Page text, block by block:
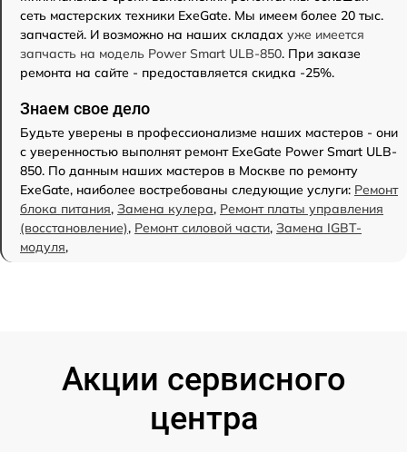
сеть мастерских техники ExeGate. Мы имеем более 20 тыс.
запчастей. И возможно на наших складах уже имеется
запчасть на модель Power Smart ULB-850. При заказе
ремонта на сайте - предоставляется скидка -25%.
Знаем свое дело
Будьте уверены в профессионализме наших мастеров - они
с уверенностью выполнят ремонт ExeGate Power Smart ULB-
850. По данным наших мастеров в Москве по ремонту
ExeGate, наиболее востребованы следующие услуги: Ремонт
блока питания, Замена кулера, Ремонт платы управления
(восстановление), Ремонт силовой части, Замена IGBT-
модуля,
Акции сервисного
центра